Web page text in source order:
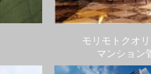
モリモトクオ
マンション